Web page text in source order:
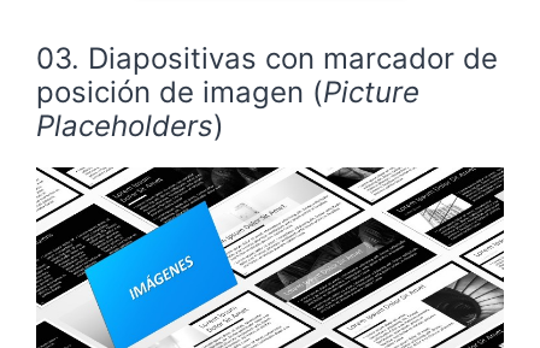
03. Diapositivas con marcador de
posición de imagen (Picture
Placeholders)